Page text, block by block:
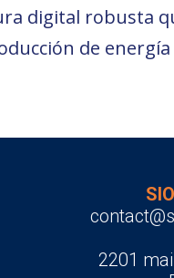
digital robusta
de
2201